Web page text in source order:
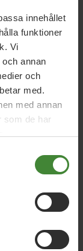
innehållet
funktioner
Vi
annan
och
med.
med annan
som de har
för